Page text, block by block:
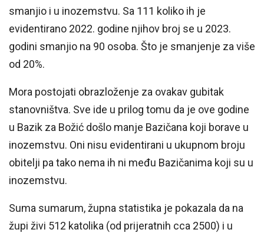
smanjio i u inozemstvu. Sa 111 koliko ih je
evidentirano 2022. godine njihov broj se u 2023.
godini smanjio na 90 osoba. Što je smanjenje za više
od 20%.
Mora postojati obrazloženje za ovakav gubitak
stanovništva. Sve ide u prilog tomu da je ove godine
u Bazik za Božić došlo manje Bazičana koji borave u
inozemstvu. Oni nisu evidentirani u ukupnom broju
obitelji pa tako nema ih ni među Bazičanima koji su u
inozemstvu.
Suma sumarum, župna statistika je pokazala da na
župi živi 512 katolika (od prijeratnih cca 2500) i u